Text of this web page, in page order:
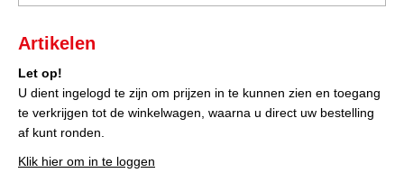
Artikelen
Let op!
U dient ingelogd te zijn om prijzen in te kunnen zien en toegang
te verkrijgen tot de winkelwagen, waarna u direct uw bestelling
af kunt ronden.
Klik hier om in te loggen